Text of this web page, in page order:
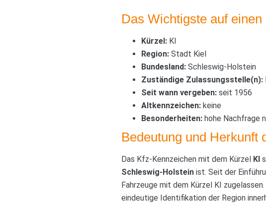
Das Wichtigste auf einen
Kürzel: KI
Region: Stadt Kiel
Bundesland: Schleswig-Holstein
Zuständige Zulassungsstelle(n):
Seit wann vergeben: seit 1956
Altkennzeichen: keine
Besonderheiten: hohe Nachfrage
Bedeutung und Herkunft
Das Kfz-Kennzeichen mit dem Kürzel KI
Schleswig-Holstein ist. Seit der
Fahrzeuge mit dem Kürzel KI
eindeutige Identifikation der Region